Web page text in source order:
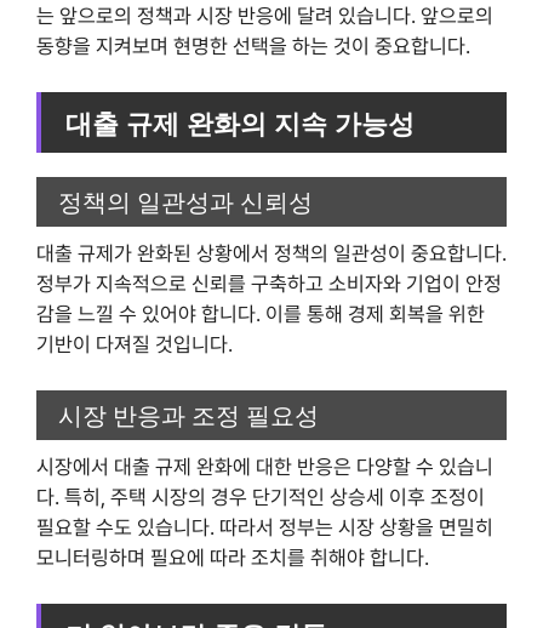
는 앞으로의 정책과 시장 반응에 달려 있습니다. 앞으로의
동향을 지켜보며 현명한 선택을 하는 것이 중요합니다.
대출 규제 완화의 지속 가능성
정책의 일관성과 신뢰성
대출 규제가 완화된 상황에서 정책의 일관성이 중요합니다.
정부가 지속적으로 신뢰를 구축하고 소비자와 기업이 안정
감을 느낄 수 있어야 합니다. 이를 통해 경제 회복을 위한
기반이 다져질 것입니다.
시장 반응과 조정 필요성
시장에서 대출 규제 완화에 대한 반응은 다양할 수 있습니
다. 특히, 주택 시장의 경우 단기적인 상승세 이후 조정이
필요할 수도 있습니다. 따라서 정부는 시장 상황을 면밀히
모니터링하며 필요에 따라 조치를 취해야 합니다.